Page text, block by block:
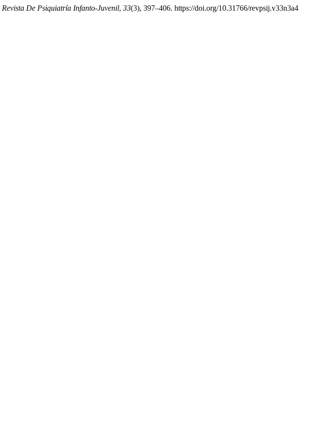
Revista De Psiquiatría Infanto-Juvenil, 33(3), 397–406. https://doi.org/10.31766/revpsij.v33n3a4